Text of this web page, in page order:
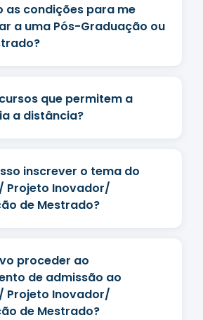
as condições para me
a uma Pós-Graduação ou
que permitem a
a distância?
inscrever o tema do
Projeto Inovador/
de Mestrado?
proceder ao
de admissão ao
Projeto Inovador/
de Mestrado?